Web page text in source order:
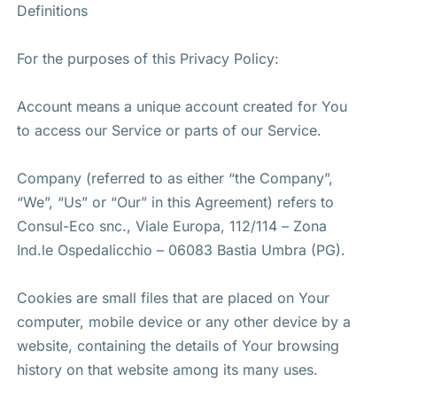
Definitions
For the purposes of this Privacy Policy:
Account means a unique account created for You
to access our Service or parts of our Service.
Company (referred to as either “the Company”,
“We”, “Us” or “Our” in this Agreement) refers to
Consul-Eco snc., Viale Europa, 112/114 – Zona
Ind.le Ospedalicchio – 06083 Bastia Umbra (PG).
Cookies are small files that are placed on Your
computer, mobile device or any other device by a
website, containing the details of Your browsing
history on that website among its many uses.